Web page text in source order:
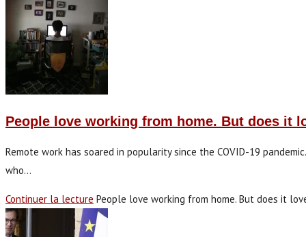
People love working from home. But does it
Remote work has soared in popularity since the COVID-19
who…
Continuer la lecture People love working from home. But does it